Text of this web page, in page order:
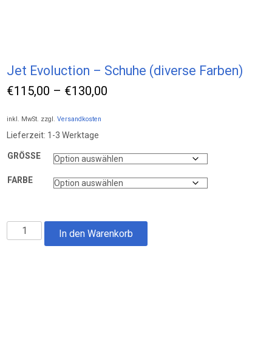
Jet Evoluction – Schuhe (diverse Farben)
€115,00 – €130,00
inkl. MwSt. zzgl.Versandkosten
Lieferzeit: 1-3 Werktage
GRÖSSE
FARBE
Evoluction
In den Warenkorb